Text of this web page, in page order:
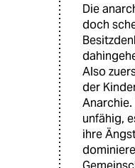
Die
doch
Also
der
Anarchie.
unfähig,
ihre